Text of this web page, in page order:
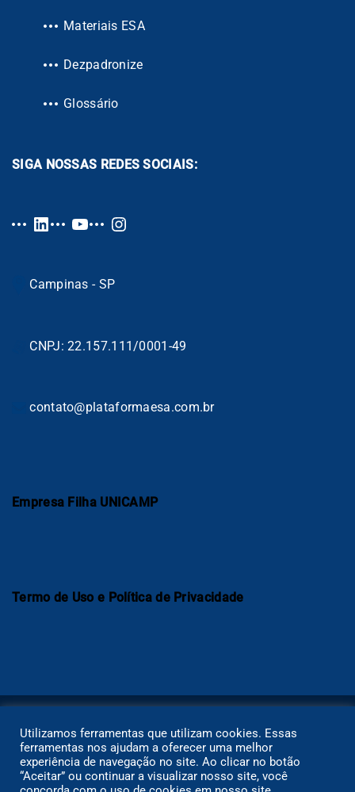
Materiais ESA
Dezpadronize
Glossário
SIGA NOSSAS REDES SOCIAIS:
Campinas - SP
CNPJ: 22.157.111/0001-49
contato@plataformaesa.com.br
Empresa Filha UNICAMP
Termo de Uso e Política de Privacidade
Utilizamos ferramentas que utilizam cookies. Essas
ferramentas nos ajudam a oferecer uma melhor
experiência de navegação no site. Ao clicar no botão
“Aceitar” ou continuar a visualizar nosso site, você